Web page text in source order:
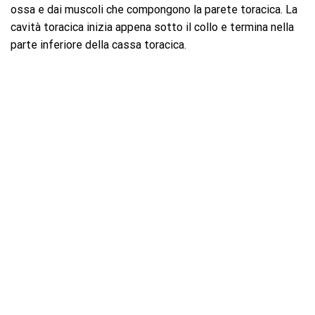
ossa e dai muscoli che compongono la parete toracica. La
cavità toracica inizia appena sotto il collo e termina nella
parte inferiore della cassa toracica.